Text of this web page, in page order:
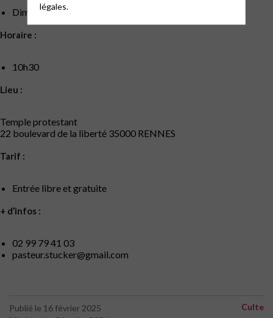
Dimanche 9 mars 2025
Horaire :
10h30
Lieu :
Temple protestant
22 boulevard de la liberté 35000 RENNES
Tarif :
Entrée libre et gratuite
+ d’infos :
02 99 79 41 03
pasteur.stucker@gmail.com
Publié le 16 février 2025
Culte
légales.